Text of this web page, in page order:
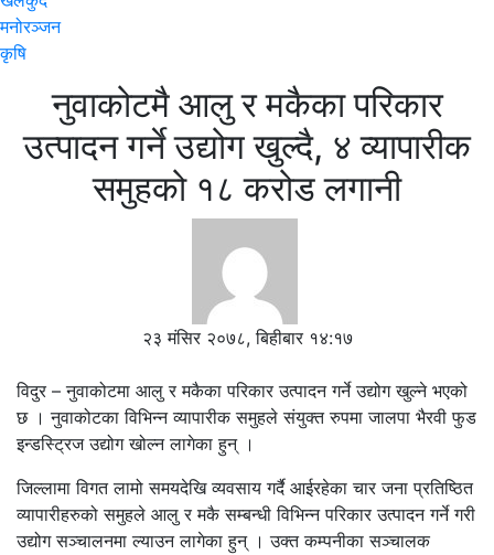
मनोरञ्जन
कृषि
नुवाकोटमै आलु र मकैका परिकार
उत्पादन गर्ने उद्योग खुल्दै, ४ व्यापारीक
समुहको १८ करोड लगानी
२३ मंसिर २०७८, बिहीबार १४:१७
विदुर – नुवाकोटमा आलु र मकैका परिकार उत्पादन गर्ने उद्योग खुल्ने भएको
छ । नुवाकोटका विभिन्न व्यापारीक समुहले संयुक्त रुपमा जालपा भैरवी फुड
इन्डस्ट्रिज उद्योग खोल्न लागेका हुन् ।
जिल्लामा विगत लामो समयदेखि व्यवसाय गर्दै आईरहेका चार जना प्रतिष्ठित
व्यापारीहरुको समुहले आलु र मकै सम्बन्धी विभिन्न परिकार उत्पादन गर्ने गरी
उद्योग सञ्चालनमा ल्याउन लागेका हुन् । उक्त कम्पनीका सञ्चालक